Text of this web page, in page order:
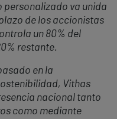
va unida
de los accionistas
un 80% del
restante.
en la
Vithas
nacional tanto
como mediante